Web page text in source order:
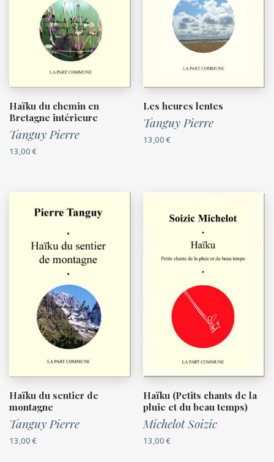
Haïku du chemin en
Bretagne intérieure
Tanguy Pierre
13,00 €
Les heures lentes
Tanguy Pierre
13,00 €
Haïku du sentier de
montagne
Tanguy Pierre
13,00 €
Haïku (Petits chants de la
pluie et du beau temps)
Michelot Soizic
13,00 €